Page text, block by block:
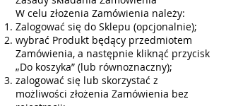
W celu złożenia Zamówienia należy:
Zalogować się do Sklepu (opcjonalnie);
wybrać Produkt będący przedmiotem
Zamówienia, a następnie kliknąć przycisk
„Do koszyka” (lub równoznaczny);
zalogować się lub skorzystać z
możliwości złożenia Zamówienia bez